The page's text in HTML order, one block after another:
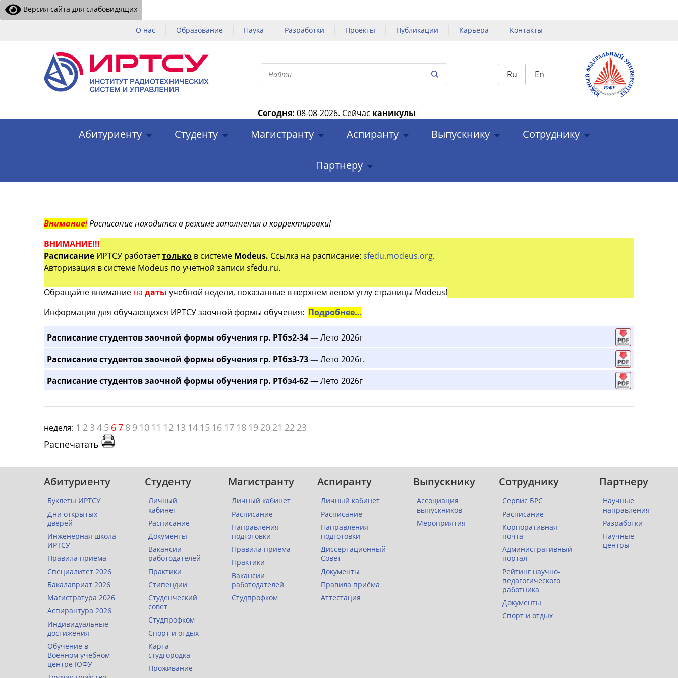
Версия сайта для слабовидящих
О нас Образование Наука Разработки Проекты Публикации Карьера Контакты
Ru En
Сегодня: 08-08-2026. Сейчас каникулы |
Абитуриенту Студенту Магистранту Аспиранту Выпускнику Сотруднику
Партнеру
Внимание!Расписание находится в режиме заполнения и корректировки!
ВНИМАНИЕ!!!
Расписание ИРТСУ работаеттолько в системе Modeus. Ссылка на расписание: sfedu.modeus.org.
Авторизация в системе Modeus по учетной записи sfedu.ru.
Обращайте внимание на даты учебной недели, показанные в верхнем левом углу страницы Modeus!
Информация для обучающихся ИРТСУ заочной формы обучения: Подробнее…
Расписание студентов заочной формы обучения гр. РТбз2-34 —Лето 2026г
Расписание студентов заочной формы обучения гр. РТбз3-73 —Лето 2026г.
Расписание студентов заочной формы обучения гр. РТбз4-62 —Лето 2026г
неделя: 1 2 3 4 5 67 8 9 10 11 12 13 14 15 16 17 18 19 20 21 22 23
Распечатать
Абитуриенту
Буклеты ИРТСУ
Дни открытых
дверей
Инженерная школа
ИРТСУ
Правила приёма
Специалитет 2026
Бакалавриат 2026
Магистратура 2026
Аспирантура 2026
Индивидуальные
достижения
Обучение в
Военном учебном
центре ЮФУ
Студенту
Личный
кабинет
Расписание
Документы
Вакансии
работодателей
Практики
Стипендии
Студенческий
совет
Студпрофком
Спорт и отдых
Карта
студгородка
Проживание
Магистранту
Личный кабинет
Расписание
Направления
подготовки
Правила приема
Практики
Вакансии
работодателей
Студпрофком
Аспиранту
Личный кабинет
Расписание
Направления
подготовки
Диссертационный
Совет
Документы
Правила приёма
Аттестация
Выпускнику
Ассоциация
выпускников
Мероприятия
Сотруднику
Сервис БРС
Расписание
Корпоративная
почта
Административный
портал
Рейтинг научно-
педагогического
работника
Документы
Спорт и отдых
Партнеру
Научные
направления
Разработки
Научные
центры